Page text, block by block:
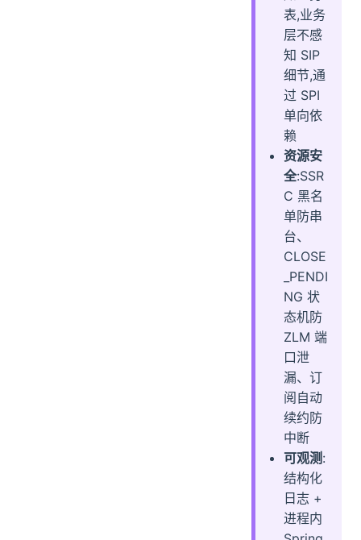
表,业务
层不感
知 SIP
细节,通
过 SPI
单向依
赖
资源安
全:SSR
C 黑名
单防串
台、
CLOSE
_PENDI
NG 状
态机防
ZLM 端
口泄
漏、订
阅自动
续约防
中断
可观测:
结构化
日志 +
进程内